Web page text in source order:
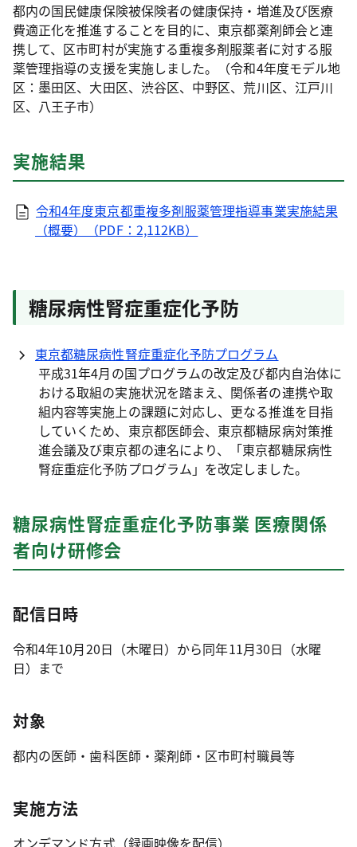
都内の国民健康保険被保険者の健康保持・増進及び医療
費適正化を推進することを目的に、東京都薬剤師会と連
携して、区市町村が実施する重複多剤服薬者に対する服
薬管理指導の支援を実施しました。（令和4年度モデル地
区：墨田区、大田区、渋谷区、中野区、荒川区、江戸川
区、八王子市）
実施結果
令和4年度東京都重複多剤服薬管理指導事業実施結果
（概要）（PDF：2,112KB）
糖尿病性腎症重症化予防
東京都糖尿病性腎症重症化予防プログラム
平成31年4月の国プログラムの改定及び都内自治体に
おける取組の実施状況を踏まえ、関係者の連携や取
組内容等実施上の課題に対応し、更なる推進を目指
していくため、東京都医師会、東京都糖尿病対策推
進会議及び東京都の連名により、「東京都糖尿病性
腎症重症化予防プログラム」を改定しました。
糖尿病性腎症重症化予防事業 医療関係
者向け研修会
配信日時
令和4年10月20日（木曜日）から同年11月30日（水曜
日）まで
対象
都内の医師・歯科医師・薬剤師・区市町村職員等
実施方法
オンデマンド方式（録画映像を配信）